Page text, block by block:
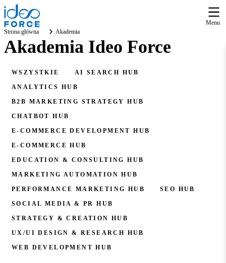
Menu
Strona główna
Akademia
Akademia Ideo Force
WSZYSTKIE AI SEARCH HUB
ANALYTICS HUB
B2B MARKETING STRATEGY HUB
CHATBOT HUB
E-COMMERCE DEVELOPMENT HUB
E-COMMERCE HUB
EDUCATION & CONSULTING HUB
MARKETING AUTOMATION HUB
PERFORMANCE MARKETING HUB SEO HUB
SOCIAL MEDIA & PR HUB
STRATEGY & CREATION HUB
UX/UI DESIGN & RESEARCH HUB
WEB DEVELOPMENT HUB